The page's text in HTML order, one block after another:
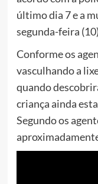
último dia 7 e a
segunda-feira
Conforme os
vasculhando a
quando
criança ainda
Segundo os